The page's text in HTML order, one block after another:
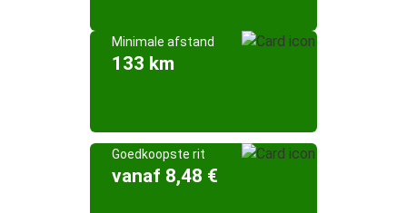
Minimale afstand
133 km
Goedkoopste rit
vanaf 8,48 €